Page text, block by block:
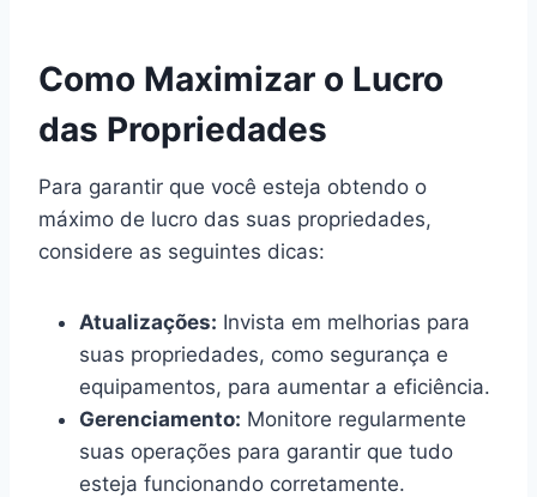
Como Maximizar o Lucro
das Propriedades
Para garantir que você esteja obtendo o
máximo de lucro das suas propriedades,
considere as seguintes dicas:
Atualizações: Invista em melhorias para
suas propriedades, como segurança e
equipamentos, para aumentar a eficiência.
Gerenciamento: Monitore regularmente
suas operações para garantir que tudo
esteja funcionando corretamente.